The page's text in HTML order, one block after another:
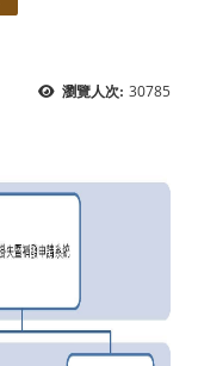
瀏覽人次: 30785